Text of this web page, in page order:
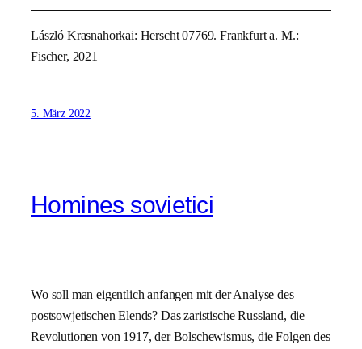
László Krasnahorkai: Herscht 07769. Frankfurt a. M.:
Fischer, 2021
5. März 2022
Homines sovietici
Wo soll man eigentlich anfangen mit der Analyse des
postsowjetischen Elends? Das zaristische Russland, die
Revolutionen von 1917, der Bolschewismus, die Folgen des